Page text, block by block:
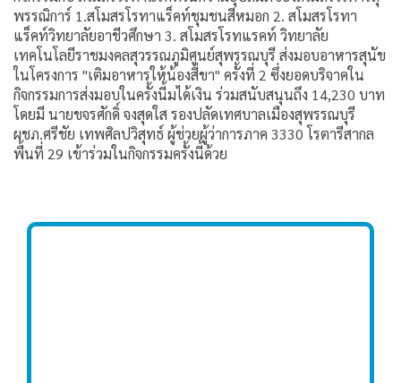
พรรณิการ์ 1.สโมสรโรทาแร็คท์ชุมชนสีหมอก 2. สโมสรโรทา
แร็คท์วิทยาลัยอาชีวศึกษา 3. สโมสรโรทแรคท์ วิทยาลัย
เทคโนโลยีราชมงคลสุวรรณภูมิศูนย์สุพรรณบุรี ส่งมอบอาหารสุนัข
ในโครงการ "เติมอาหารให้น้องสี่ขา" ครั้งที่ 2 ซึ่งยอดบริจาคใน
กิจกรรมการส่งมอบในครั้งนี้มได้เงิน ร่วมสนับสนุนถึง 14,230 บาท
โดยมี นายขจรศักดิ์ จงสุดใส รองปลัดเทศบาลเมืองสุพรรณบุรี
ผชภ.ศรีชัย เทพศิลปวิสุทธ์ ผู้ช่วยผู้ว่าการภาค 3330 โรตารีสากล
พื้นที่ 29 เข้าร่วมในกิจกรรมครั้งนี้ด้วย